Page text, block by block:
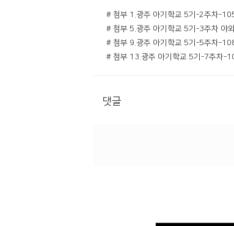
댓글